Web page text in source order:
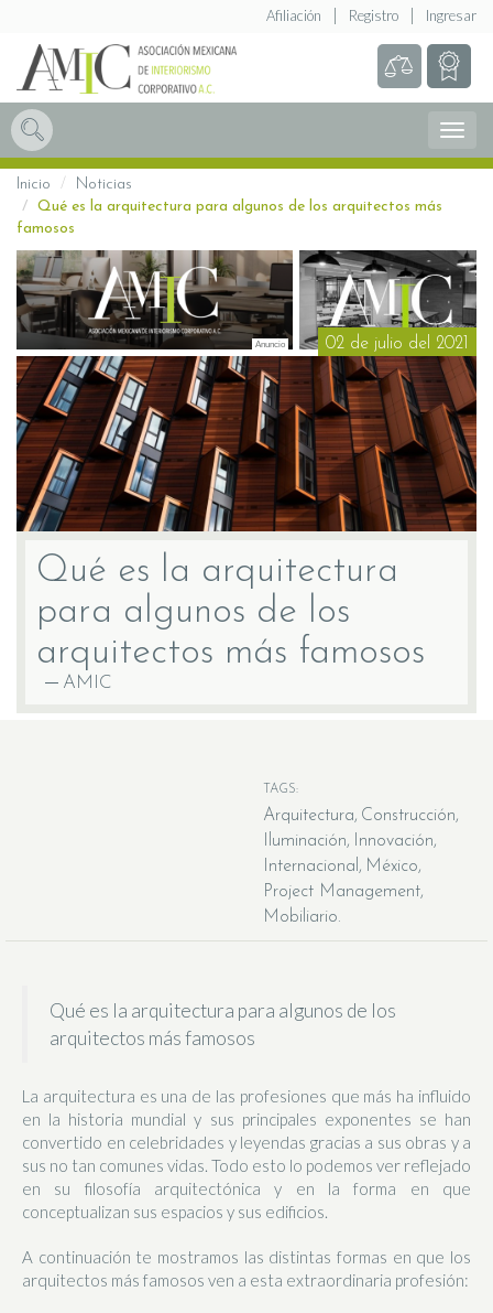
Ingresar
Registro
Afiliación
Menú
Inicio
Noticias
Qué es la arquitectura para algunos de los arquitectos más
famosos
Qué es la arquitectura
para algunos de los
arquitectos más famosos
AMIC
02 de julio del 2021
TAGS:
Arquitectura Construcción
Iluminación
Innovación
Internacional
México
Project Management
Mobiliario
Qué es la arquitectura para algunos de los
arquitectos más famosos
La arquitectura es una de las profesiones que más ha influido
en la historia mundial y sus principales exponentes se han
convertido en celebridades y leyendas gracias a sus obras y a
sus no tan comunes vidas. Todo esto lo podemos ver reflejado
en su filosofía arquitectónica y en la forma en que
conceptualizan sus espacios y sus edificios.
A continuación te mostramos las distintas formas en que los
arquitectos más famosos ven a esta extraordinaria profesión: